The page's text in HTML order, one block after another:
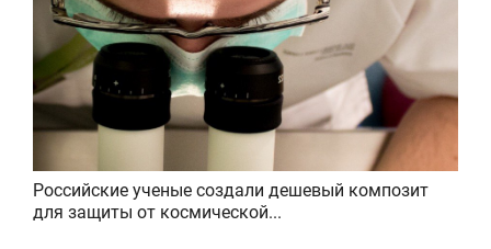
Российские ученые создали дешевый композит
для защиты от космической...